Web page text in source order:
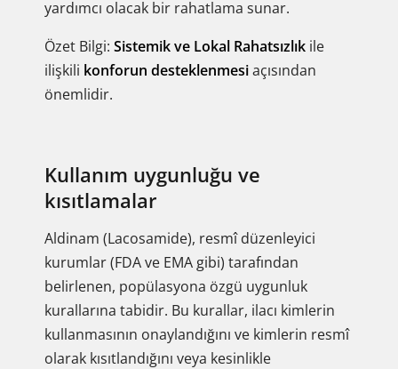
yardımcı olacak bir rahatlama sunar.
Özet Bilgi: Sistemik ve Lokal Rahatsızlık ile
ilişkili konforun desteklenmesiaçısından
önemlidir.
Kullanım uygunluğu ve
kısıtlamalar
Aldinam (Lacosamide), resmî düzenleyici
kurumlar (FDA ve EMA gibi) tarafından
belirlenen, popülasyona özgü uygunluk
kurallarına tabidir. Bu kurallar, ilacı kimlerin
kullanmasının onaylandığını ve kimlerin resmî
olarak kısıtlandığını veya kesinlikle